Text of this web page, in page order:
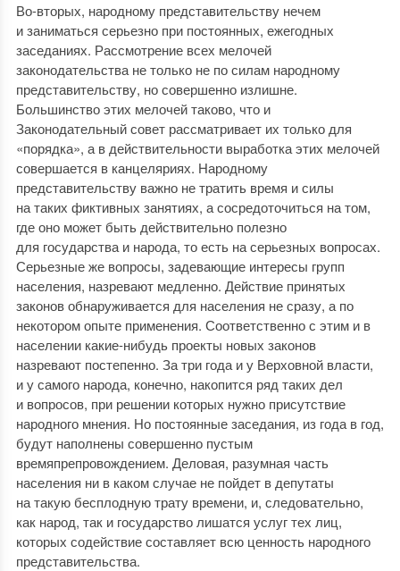
Во-вторых, народному представительству нечем
и заниматься серьезно при постоянных, ежегодных
заседаниях. Рассмотрение всех мелочей
законодательства не только не по силам народному
представительству, но совершенно излишне.
Большинство этих мелочей таково, что и
Законодательный совет рассматривает их только для
«порядка», а в действительности выработка этих мелочей
совершается в канцеляриях. Народному
представительству важно не тратить время и силы
на таких фиктивных занятиях, а сосредоточиться на том,
где оно может быть действительно полезно
для государства и народа, то есть на серьезных вопросах.
Серьезные же вопросы, задевающие интересы групп
населения, назревают медленно. Действие принятых
законов обнаруживается для населения не сразу, а по
некотором опыте применения. Соответственно с этим и в
населении какие-нибудь проекты новых законов
назревают постепенно. За три года и у Верховной власти,
и у самого народа, конечно, накопится ряд таких дел
и вопросов, при решении которых нужно присутствие
народного мнения. Но постоянные заседания, из года в год,
будут наполнены совершенно пустым
времяпрепровождением. Деловая, разумная часть
населения ни в каком случае не пойдет в депутаты
на такую бесплодную трату времени, и, следовательно,
как народ, так и государство лишатся услуг тех лиц,
которых содействие составляет всю ценность народного
представительства.